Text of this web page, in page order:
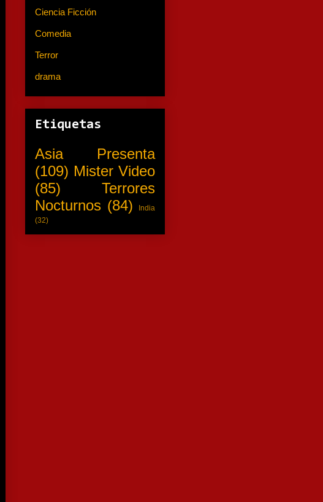
Ciencia Ficción
Comedia
Terror
drama
Etiquetas
Asia Presenta
(109) Mister Video
(85)
Terrores
Nocturnos (84)
India
(32)